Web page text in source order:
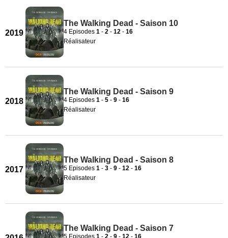
2019
The Walking Dead - Saison 10
4 Episodes 1 - 2 - 12 - 16
Réalisateur
2018
The Walking Dead - Saison 9
4 Episodes 1 - 5 - 9 - 16
Réalisateur
2017
The Walking Dead - Saison 8
5 Episodes 1 - 3 - 9 - 12 - 16
Réalisateur
The Walking Dead - Saison 7
5 Episodes 1 - 2 - 9 - 12 - 16